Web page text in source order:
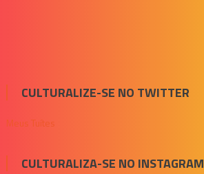
CULTURALIZE-SE NO TWITTER
Meus Tuítes
CULTURALIZA-SE NO INSTAGRAM